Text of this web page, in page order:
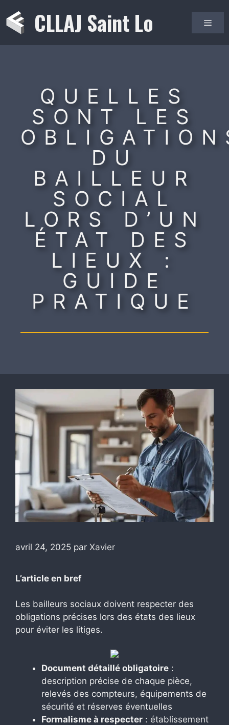
au
contenu
CLLAJ Saint Lo
QUELLES
SONT LES
DU
BAILLEUR
SOCIAL
LORS D’UN
ÉTAT DES
LIEUX :
GUIDE
PRATIQUE
avril 24, 2025 par Xavier
L’article en bref
Les bailleurs sociaux doivent respecter des
obligations précises lors des états des lieux
pour éviter les litiges.
Document détaillé obligatoire :
description précise de chaque pièce,
relevés des compteurs, équipements de
sécurité et réserves éventuelles
Formalisme à respecter : établissement